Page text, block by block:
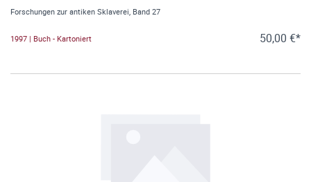
Forschungen zur antiken Sklaverei, Band 27
1997 | Buch - Kartoniert 50,00 €*